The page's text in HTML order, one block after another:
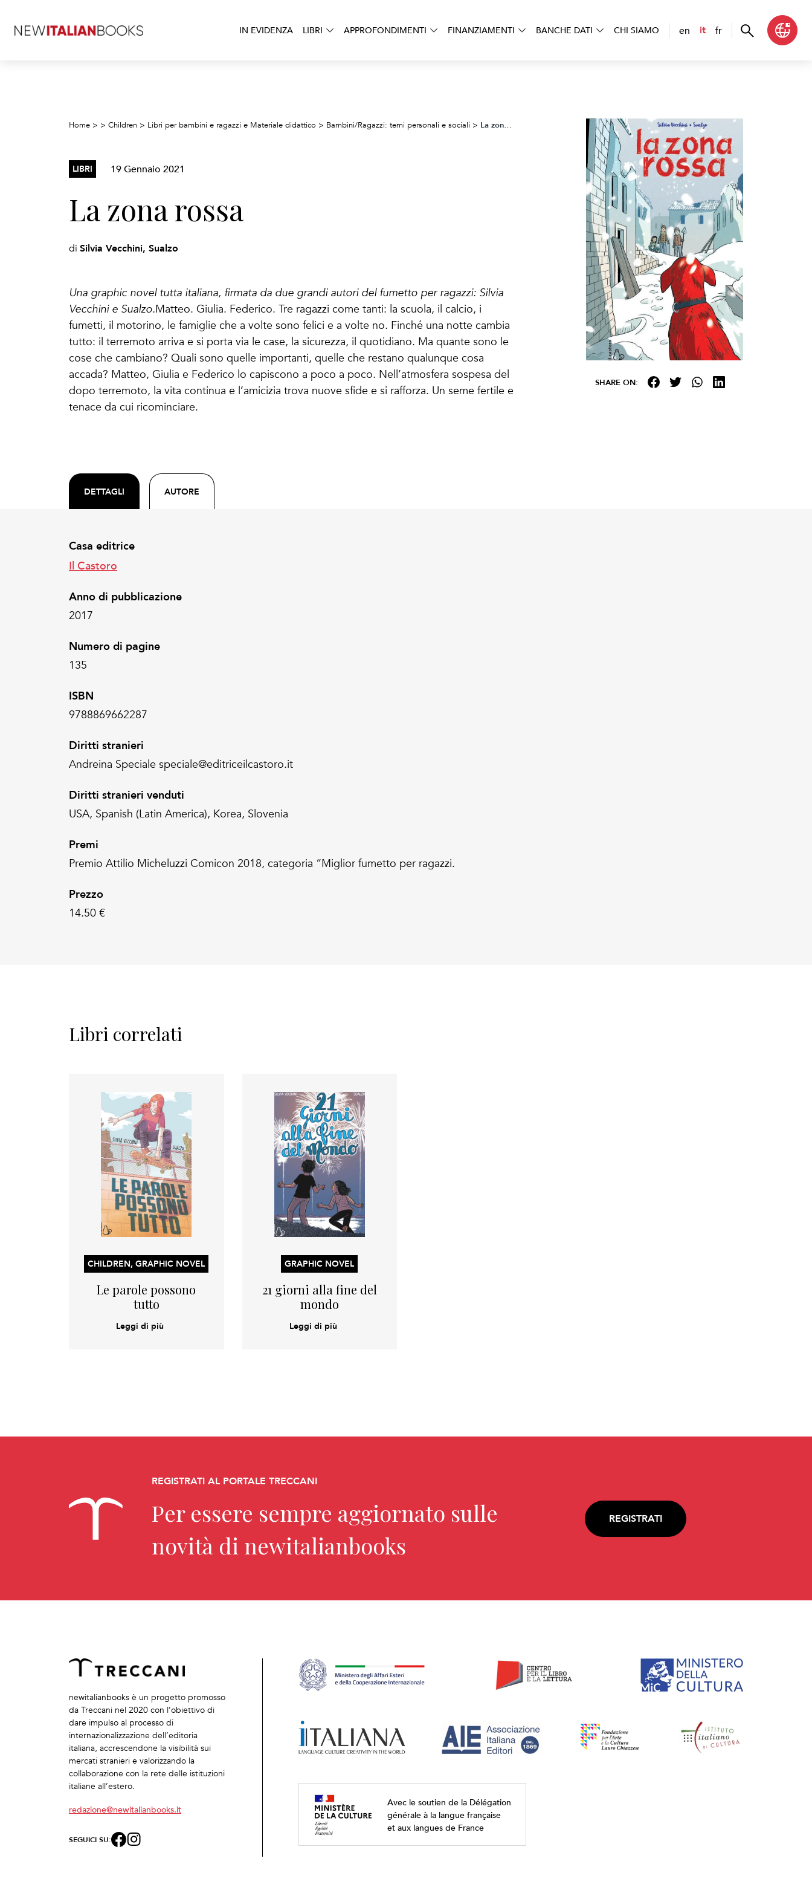
IN EVIDENZA LIBRI APPROFONDIMENTI FINANZIAMENTI BANCHE DATI CHI SIAMO en it fr
Home > > Children > Libri per bambini e ragazzi e Materiale didattico > Bambini/Ragazzi: temi personali e sociali > La zona rossa
LIBRI 19 Gennaio 2021
La zona rossa
di Silvia Vecchini, Sualzo
Una graphic novel tutta italiana, firmata da due grandi autori del fumetto per ragazzi: Silvia
Vecchini e Sualzo.Matteo. Giulia. Federico. Tre ragazzi come tanti: la scuola, il calcio, i
fumetti, il motorino, le famiglie che a volte sono felici e a volte no. Finché una notte cambia
tutto: il terremoto arriva e si porta via le case, la sicurezza, il quotidiano. Ma quante sono le
cose che cambiano? Quali sono quelle importanti, quelle che restano qualunque cosa
accada? Matteo, Giulia e Federico lo capiscono a poco a poco. Nell’atmosfera sospesa del
dopo terremoto, la vita continua e l’amicizia trova nuove sfide e si rafforza. Un seme fertile e
tenace da cui ricominciare.
DETTAGLI AUTORE
Casa editrice
Il Castoro
Anno di pubblicazione
2017
Numero di pagine
135
ISBN
9788869662287
Diritti stranieri
Andreina Speciale speciale@editriceilcastoro.it
Diritti stranieri venduti
USA, Spanish (Latin America), Korea, Slovenia
Premi
Premio Attilio Micheluzzi Comicon 2018, categoria “Miglior fumetto per ragazzi.
Prezzo
14.50 €
SHARE ON:
Libri correlati
CHILDREN, GRAPHIC NOVEL
Le parole possono
tutto
Leggi di più
GRAPHIC NOVEL
21 giorni alla fine del
mondo
Leggi di più
REGISTRATI AL PORTALE TRECCANI
Per essere sempre aggiornato sulle
novità di newitalianbooks
REGISTRATI
newitalianbooks è un progetto promosso
da Treccani nel 2020 con l’obiettivo di
dare impulso al processo di
internazionalizzazione dell’editoria
italiana, accrescendone la visibilità sui
mercati stranieri e valorizzando la
collaborazione con la rete delle istituzioni
italiane all’estero.
redazione@newitalianbooks.it
SEGUICI SU:
Avec le soutien de la Délégation
générale à la langue française
et aux langues de France